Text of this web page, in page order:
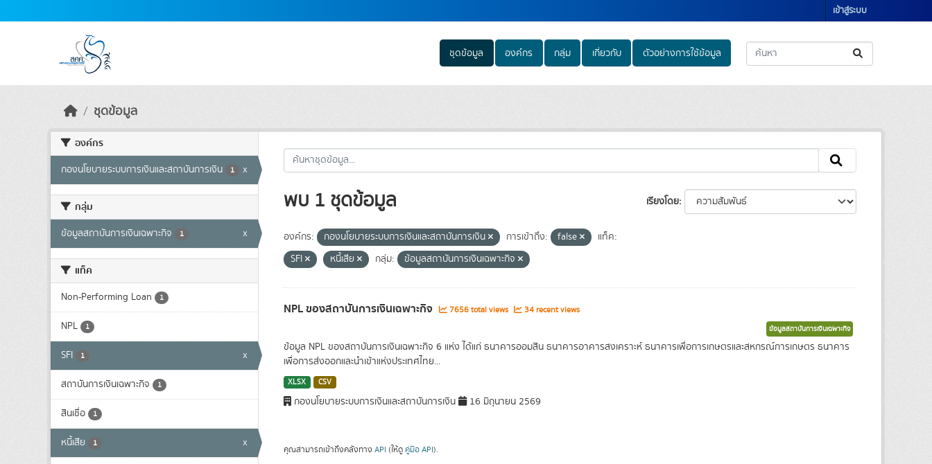
เข้าสู่ระบบ
ชุดข้อมูล องค์กร กลุ่ม เกี่ยวกับ ตัวอย่างการใช้ข้อมูล
ชุดข้อมูล
องค์กร
กองนโยบายระบบการเงินและสถาบันการเงิน 1 x
กลุ่ม
ข้อมูลสถาบันการเงินเฉพาะกิจ 1 x
แท็ค
Non-Performing Loan 1
NPL 1
SFI 1 x
สถาบันการเงินเฉพาะกิจ 1
สินเชื่อ 1
หนี้เสีย 1 x
เรียงโดย
พบ 1 ชุดข้อมูล
องค์กร: กองนโยบายระบบการเงินและสถาบันการเงิน การเข้าถึง: false
แท็ค:
SFI
หนี้เสีย กลุ่ม: ข้อมูลสถาบันการเงินเฉพาะกิจ
NPL ของสถาบันการเงินเฉพาะกิจ 7656 total views 34 recent views
ข้อมูลสถาบันการเงินเฉพาะกิจ
ข้อมูล NPL ของสถาบันการเงินเฉพาะกิจ 6 แห่ง ได้แก่ ธนาคารออมสิน ธนาคารอาคารสงเคราะห์ ธนาคารเพื่อการเกษตรและสหกรณ์การเกษตร ธนาคาร
เพื่อการส่งออกและนำเข้าแห่งประเทศไทย...
XLSX CSV
กองนโยบายระบบการเงินและสถาบันการเงิน 16 มิถุนายน 2569
คุณสามารถเข้าถึงคลังทาง API (ให้ดู คู่มือ API).